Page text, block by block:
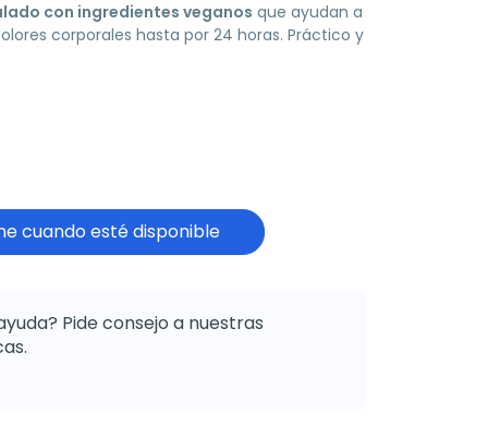
con ingredientes veganos que ayudan a
corporales hasta por 24 horas. Práctico y
cuando esté disponible
Pide consejo a nuestras